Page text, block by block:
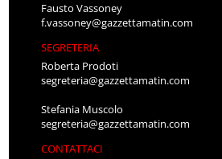
Fausto Vassoney
f.vassoney@gazzettamatin.com
SEGRETERIA
Roberta Prodoti
segreteria@gazzettamatin.com
Stefania Muscolo
segreteria@gazzettamatin.com
CONTATTACI